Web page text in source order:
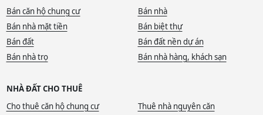
Bán căn hộ chung cư
Bán nhà
Bán nhà mặt tiền
Bán biệt thự
Bán đất
Bán đất nền dự án
Bán nhà trọ
Bán nhà hàng, khách sạn
NHÀ ĐẤT CHO THUÊ
Cho thuê căn hộ chung cư
Thuê nhà nguyên căn